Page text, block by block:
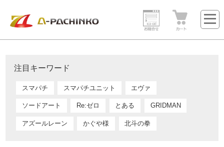
注目キーワード
スマパチ スマパチユニット エヴァ
ソードアート Re:ゼロ とある GRIDMAN
アズールレーン かぐや様 北斗の拳